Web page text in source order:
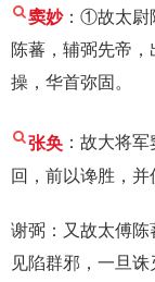
窦妙：①故太尉
陈蕃，辅弼先帝
操，华首弥固。
张奂 ：故大将
回，前以谗胜，并
谢弼：又故太傅
见陷群邪，一旦诛